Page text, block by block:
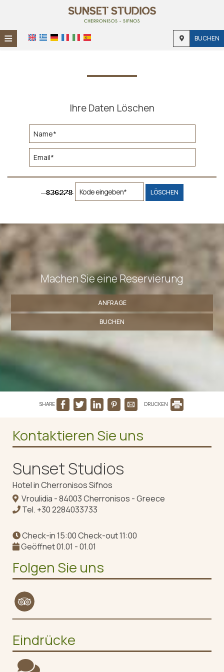
≡ BUCHEN
STANDORT
Ihre Daten Löschen
LÖSCHEN
Machen Sie eine Reservierung
ANFRAGE
BUCHEN
SHARE DRUCKEN
Kontaktieren Sie uns
Sunset Studios
Hotel in Cherronisos Sifnos
Vroulidia - 84003 Cherronisos - Greece
Tel. +30 2284033733
Check-in 15:00 Check-out 11:00
Geöffnet 01.01 - 01.01
Folgen Sie uns
Eindrücke